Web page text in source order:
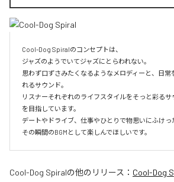
Cool-Dog Spiralのコンセプトは、
ジャズのようでいてジャズにとらわれない。
思わず口ずさみたくなるようなメロディーと、日常
れるサウンド。
リスナーそれぞれのライフスタイルをそっと彩る
を目指しています。
デートやドライブ、仕事やひとりで物思いにふけっ
その瞬間のBGMとして楽しんでほしいです。
Cool-Dog Spiralの他のリリース： Cool-Dog